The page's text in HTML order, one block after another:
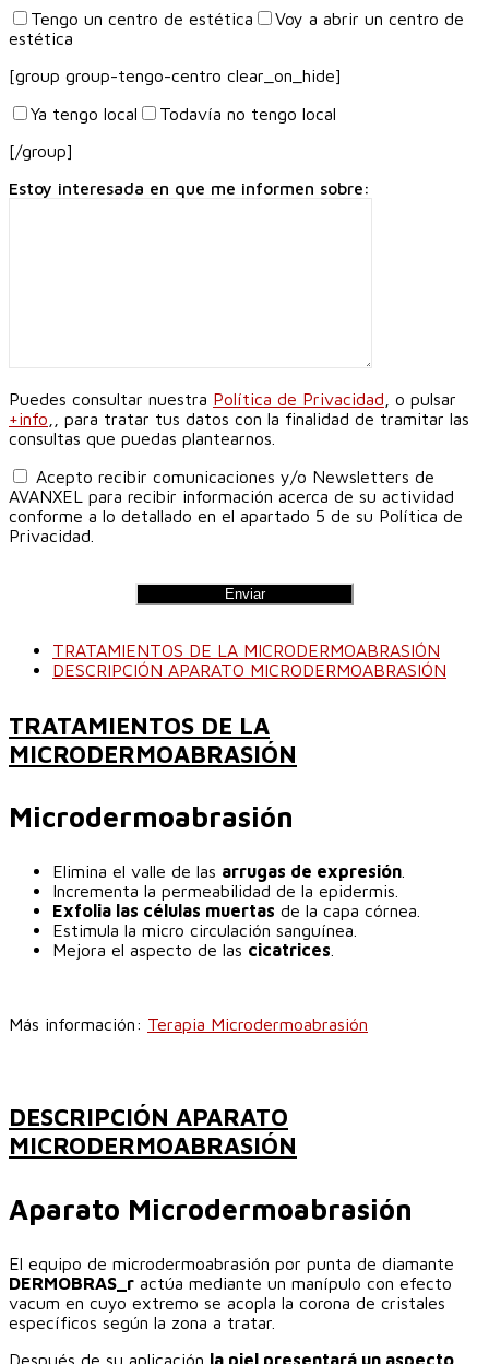
Tengo un centro de estética
Voy a abrir un centro de
estética
[group group-tengo-centro clear_on_hide]
Ya tengo local
Todavía no tengo local
[/group]
Estoy interesada en que me informen sobre:
Puedes consultar nuestra Política de Privacidad , o pulsar
+info ,, para tratar tus datos con la finalidad de tramitar las
consultas que puedas plantearnos.
Acepto recibir comunicaciones y/o Newsletters de
AVANXEL para recibir información acerca de su actividad
conforme a lo detallado en el apartado 5 de su Política de
Privacidad.
TRATAMIENTOS DE LA MICRODERMOABRASIÓN
DESCRIPCIÓN APARATO MICRODERMOABRASIÓN
TRATAMIENTOS DE LA
MICRODERMOABRASIÓN
Microdermoabrasión
Elimina el valle de las arrugas de expresión
Incrementa la permeabilidad de la epidermis.
Exfolia las células muertas de la capa córnea.
Estimula la micro circulación sanguínea.
Mejora el aspecto de las cicatrices
Más información: Terapia Microdermoabrasión
DESCRIPCIÓN APARATO
MICRODERMOABRASIÓN
Aparato Microdermoabrasión
El equipo de microdermoabrasión por punta de diamante
DERMOBRAS_r actúa mediante un manípulo con efecto
vacum en cuyo extremo se acopla la corona de cristales
específicos según la zona a tratar.
Después de su aplicación la piel presentará un aspecto